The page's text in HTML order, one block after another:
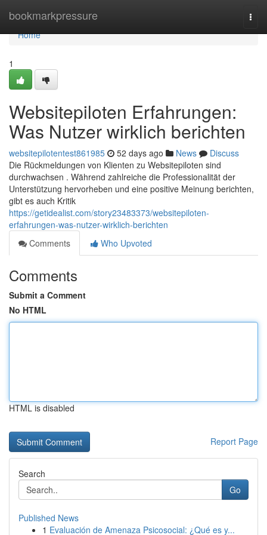
bookmarkpressure
Home
Home
1
Websitepiloten Erfahrungen:
Was Nutzer wirklich berichten
websitepilotentest861985 52 days ago News
Discuss
Die Rückmeldungen von Klienten zu Websitepiloten sind
durchwachsen . Während zahlreiche die Professionalität der
Unterstützung hervorheben und eine positive Meinung berichten,
gibt es auch Kritik
https://getidealist.com/story23483373/websitepiloten-
erfahrungen-was-nutzer-wirklich-berichten
Comments
Who Upvoted
Comments
Submit a Comment
No HTML
HTML is disabled
Report Page
Search
Go
Published News
1 Evaluación de Amenaza Psicosocial: ¿Qué es y...